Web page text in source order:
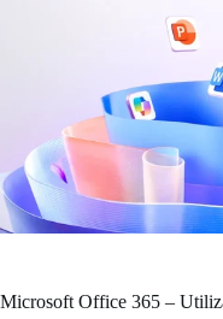
Microsoft Office 365 –